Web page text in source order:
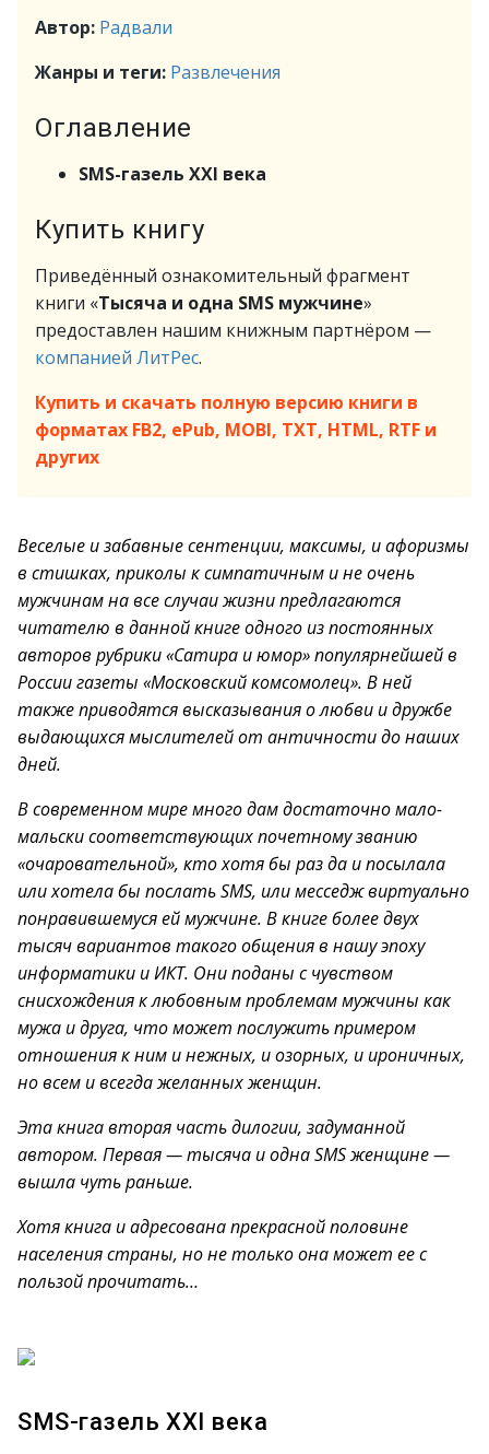
Автор: Радвали
Жанры и теги: Развлечения
Оглавление
SMS-газель XXI века
Купить книгу
Приведённый ознакомительный фрагмент
книги «Тысяча и одна SMS мужчине»
предоставлен нашим книжным партнёром —
компанией ЛитРес.
Купить и скачать полную версию книги в
форматах FB2, ePub, MOBI, TXT, HTML, RTF и
других
Веселые и забавные сентенции, максимы, и афоризмы
в стишках, приколы к симпатичным и не очень
мужчинам на все случаи жизни предлагаются
читателю в данной книге одного из постоянных
авторов рубрики «Сатира и юмор» популярнейшей в
России газеты «Московский комсомолец». В ней
также приводятся высказывания о любви и дружбе
выдающихся мыслителей от античности до наших
дней.
В современном мире много дам достаточно мало-
мальски соответствующих почетному званию
«очаровательной», кто хотя бы раз да и посылала
или хотела бы послать SMS, или месседж виртуально
понравившемуся ей мужчине. В книге более двух
тысяч вариантов такого общения в нашу эпоху
информатики и ИКТ. Они поданы с чувством
снисхождения к любовным проблемам мужчины как
мужа и друга, что может послужить примером
отношения к ним и нежных, и озорных, и ироничных,
но всем и всегда желанных женщин.
Эта книга вторая часть дилогии, задуманной
автором. Первая — тысяча и одна SMS женщине —
вышла чуть раньше.
Хотя книга и адресована прекрасной половине
населения страны, но не только она может ее с
пользой прочитать…
SMS-газель XXI века